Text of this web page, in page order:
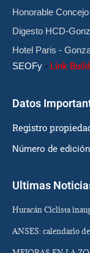
Honorable
Digesto HCD-
Hotel Paris -
SEOFy - Link
Datos
Registro
Número de
Ultimas
Huracán Ciclista
ANSES: calendario